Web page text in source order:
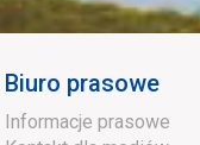
Biuro prasowe
Informacje prasowe